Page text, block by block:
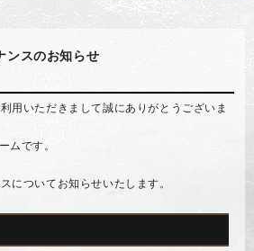
ンスのお知らせ
用いただきまして誠にありがとうございま
ムです。
についてお知らせいたします。